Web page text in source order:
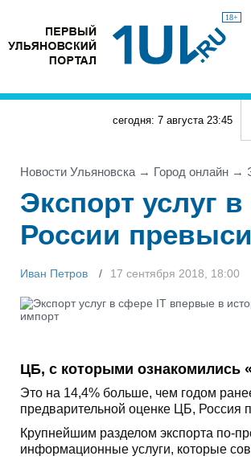
18+
Инзенцы простятся с земляком, погибшим на
СВО
сегодня: 7 августа 23:45
Новости Ульяновска → Город онлайн →
Экспорт услуг
России
Иван Петров 17 сентября 2018, 18:00
ЦБ, с которыми ознакомились
Это на 14,4% больше, чем годом
предварительной оценке ЦБ, Россия
Крупнейшим разделом экспорта по-
информационные услуги, которые